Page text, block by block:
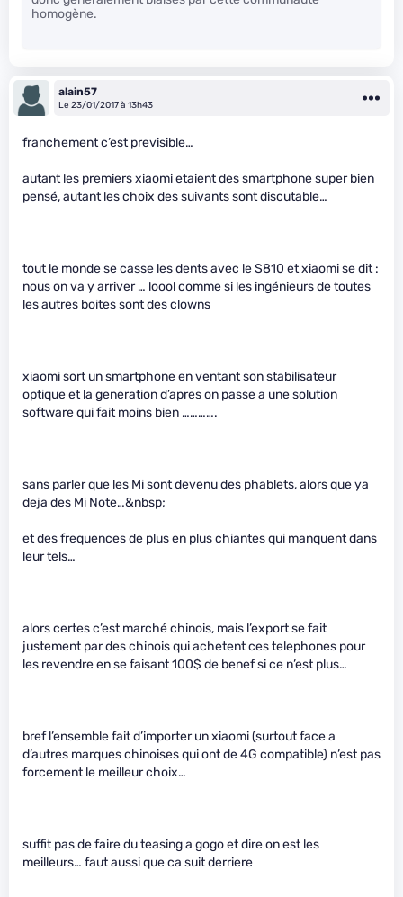
homogène.
alain57
Le 23/01/2017 à 13h43
franchement c’est previsible…
autant les premiers xiaomi etaient des smartphone super bien
pensé, autant les choix des suivants sont discutable…
tout le monde se casse les dents avec le S810 et xiaomi se dit :
nous on va y arriver … loool comme si les ingénieurs de toutes
les autres boites sont des clowns
xiaomi sort un smartphone en ventant son stabilisateur
optique et la generation d’apres on passe a une solution
software qui fait moins bien ………….
sans parler que les Mi sont devenu des phablets, alors que ya
deja des Mi Note…&nbsp;
et des frequences de plus en plus chiantes qui manquent dans
leur tels…
alors certes c’est marché chinois, mais l’export se fait
justement par des chinois qui achetent ces telephones pour
les revendre en se faisant 100$ de benef si ce n’est plus…
bref l’ensemble fait d’importer un xiaomi (surtout face a
d’autres marques chinoises qui ont de 4G compatible) n’est pas
forcement le meilleur choix…
suffit pas de faire du teasing a gogo et dire on est les
meilleurs… faut aussi que ca suit derriere